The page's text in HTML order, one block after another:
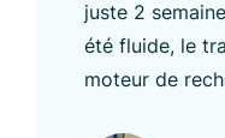
juste 2
été fluide, le
moteur de